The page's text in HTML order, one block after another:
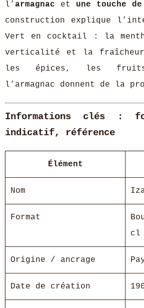
l’ armagnac et une touche
construction explique
Vert en cocktail : la
verticalité et la
les épices, les
l’armagnac donnent de la
Informations clés :
indicatif, référence
Élément
Nom
Format
cl
Origine / ancrage
Date de création